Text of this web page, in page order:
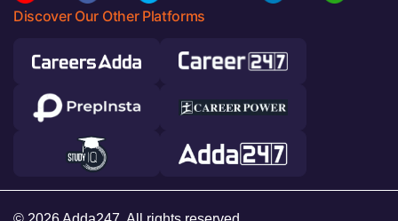
Discover Our Other Platforms